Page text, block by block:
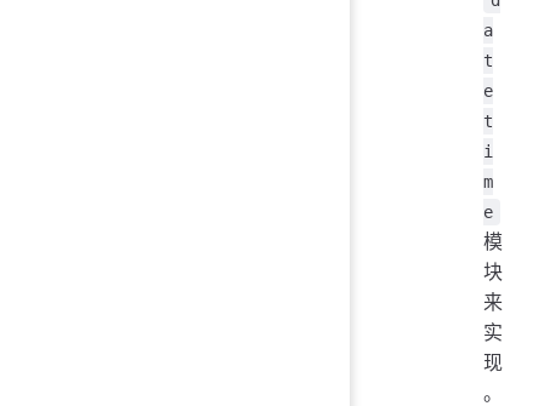
a
t
e
t
i
m
e
模
块
来
实
现
。